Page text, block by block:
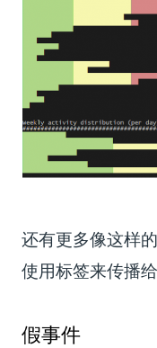
还有更多像这样
使用标签来传播
假事件